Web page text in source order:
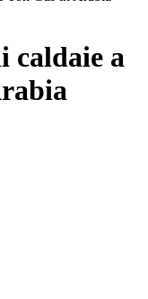
caldaie a